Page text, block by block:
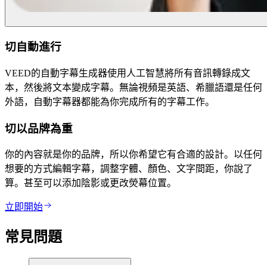
切自動進行
VEED的自動字幕生成器使用人工智慧將所有音訊轉錄成文
本，然後將文本變成字幕。無論視頻是英語、希臘語還是任何
外語，自動字幕器都能為你完成所有的字幕工作。
切以品牌為重
你的內容就是你的品牌，所以你希望它有合適的設計。以任何
想要的方式編輯字幕，調整字體、顏色、文字間距，你說了
算。甚至可以添加陰影或更改熒幕位置。
立即開始
常見問題